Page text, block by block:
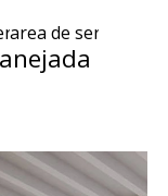
sob medida
area de servico